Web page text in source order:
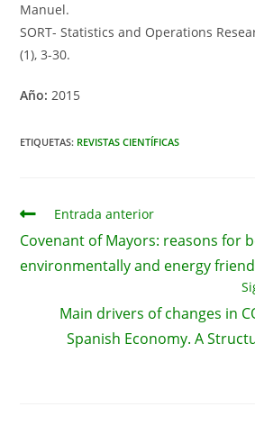
Manuel.
SORT- Statistics and Operations
(1), 3-30.
Año: 2015
ETIQUETAS: REVISTAS CIENTÍFICAS
Leer
artículos
Entrada anterior
Covenant of Mayors: reasons for
environmentally and energy
Main drivers of changes in
Spanish Economy. A